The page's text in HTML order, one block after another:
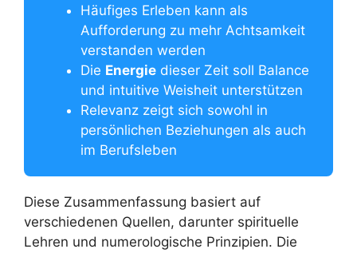
Häufiges Erleben kann als
Aufforderung zu mehr Achtsamkeit
verstanden werden
Die Energie dieser Zeit soll Balance
und intuitive Weisheit unterstützen
Relevanz zeigt sich sowohl in
persönlichen Beziehungen als auch
im Berufsleben
Diese Zusammenfassung basiert auf
verschiedenen Quellen, darunter spirituelle
Lehren und numerologische Prinzipien. Die